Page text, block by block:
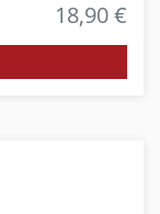
18,90 €